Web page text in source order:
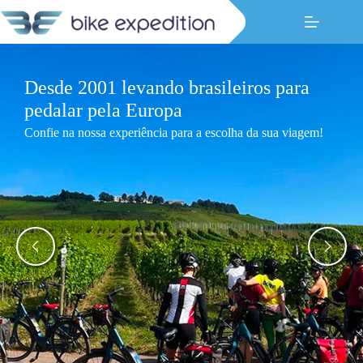
para
Desde 2001 levando brasileiros para
pedalar pela Europa
Confie na nossa experiência para a escolha da sua viagem!